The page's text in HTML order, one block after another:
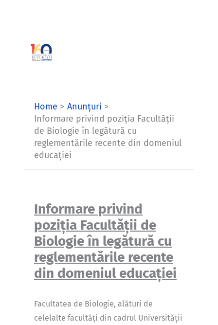
Home
Anunțuri
Informare privind poziția Facultății
de Biologie în legătură cu
reglementările recente din domeniul
educației
Informare privind
poziția Facultății de
Biologie în legătură cu
reglementările recente
din domeniul educației
Facultatea de Biologie, alături de
celelalte facultăți din cadrul Universității